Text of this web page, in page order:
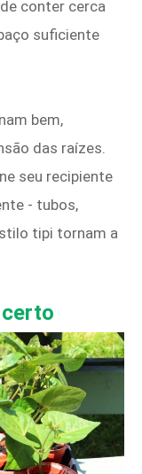
conter cerca
suficiente
bem,
das raízes.
seu recipiente
- tubos,
tipi tornam a